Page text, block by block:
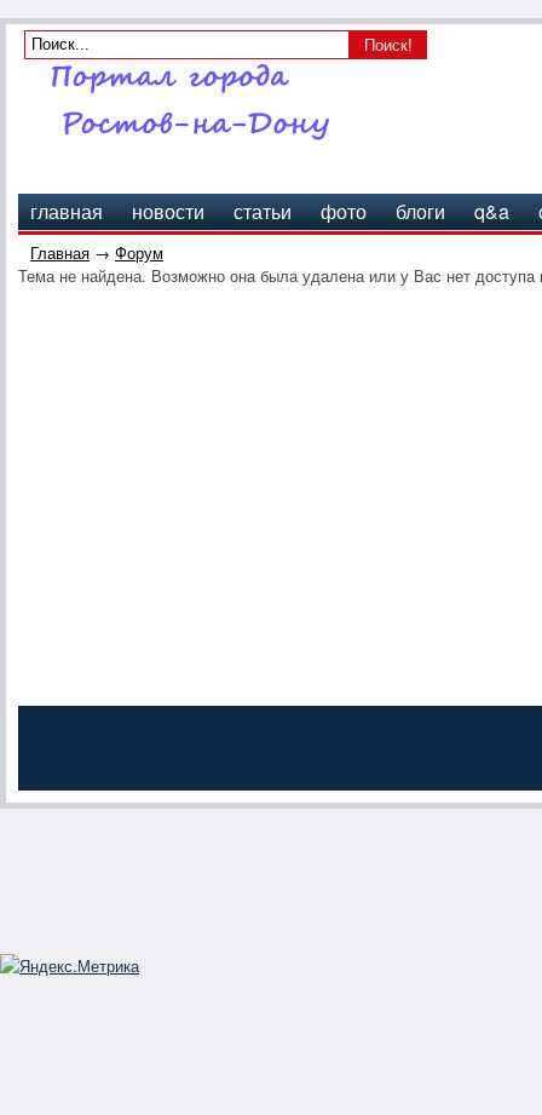
главная новости статьи фото блоги q&a
Главная → Форум
Тема не найдена. Возможно она была удалена или у Вас нет доступа